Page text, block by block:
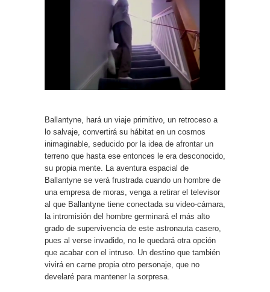
Ballantyne, hará un viaje primitivo, un retroceso a
lo salvaje, convertirá su hábitat en un cosmos
inimaginable, seducido por la idea de afrontar un
terreno que hasta ese entonces le era desconocido,
su propia mente. La aventura espacial de
Ballantyne se verá frustrada cuando un hombre de
una empresa de moras, venga a retirar el televisor
al que Ballantyne tiene conectada su video-cámara,
la intromisión del hombre germinará el más alto
grado de supervivencia de este astronauta casero,
pues al verse invadido, no le quedará otra opción
que acabar con el intruso. Un destino que también
vivirá en carne propia otro personaje, que no
develaré para mantener la sorpresa.